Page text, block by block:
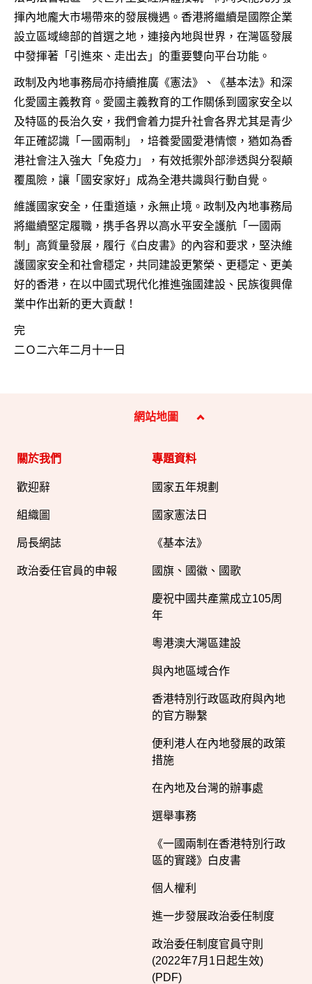
揮內地龐大市場帶來的發展機遇。香港將繼續是國際企業
設立區域總部的首選之地，連接內地與世界，在灣區發展
中發揮著「引進來、走出去」的重要雙向平台功能。
政制及內地事務局亦持續推廣《憲法》、《基本法》和深
化愛國主義教育。愛國主義教育的工作關係到國家安全以
及特區的長治久安，我們會着力提升社會各界尤其是青少
年正確認識「一國兩制」，培養愛國愛港情懷，猶如為香
港社會注入強大「免疫力」，有效抵禦外部滲透與分裂顛
覆風險，讓「國安家好」成為全港共識與行動自覺。
維護國家安全，任重道遠，永無止境。政制及內地事務局
將繼續堅定履職，携手各界以高水平安全護航「一國兩
制」高質量發展，履行《白皮書》的內容和要求，堅決維
護國家安全和社會穩定，共同建設更繁榮、更穩定、更美
好的香港，在以中國式現代化推進強國建設、民族復興偉
業中作出新的更大貢獻！
完
二Ｏ二六年二月十一日
網站地圖
關於我們
歡迎辭
組織圖​
局長網誌
政治委任官員的申報
專題資料
國家五年規劃
國家憲法日
《基本法》
國旗、國徽、國歌
慶祝中國共產黨成立105周
年
粵港澳大灣區建設
與內地區域合作
香港特別行政區政府與內地
的官方聯繫
便利港人在內地發展的政策
措施
在內地及台灣的辦事處
選舉事務
《一國兩制在香港特別行政
區的實踐》白皮書
個人權利
進一步發展政治委任制度
政治委任制度官員守則
(2022年7月1日起生效)
(PDF)